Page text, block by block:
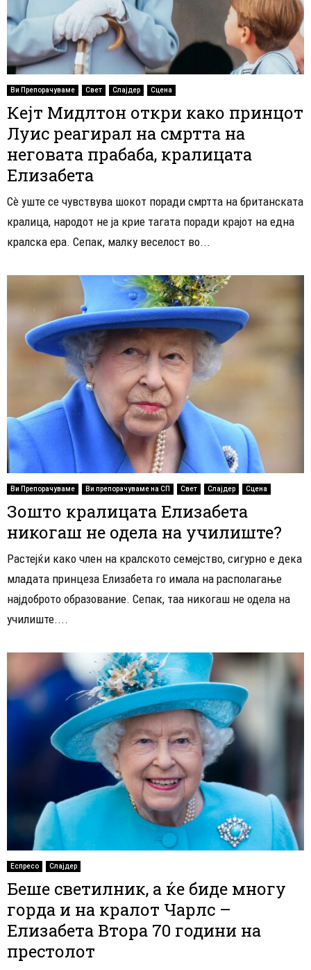
Ви Препорачуваме Свет Слајдер Сцена
Кејт Мидлтон откри како принцот
Луис реагирал на смртта на
неговата прабаба, кралицата
Елизабета
Сè уште се чувствува шокот поради смртта на британската
кралица, народот не ја крие тагата поради крајот на една
кралска ера. Сепак, малку веселост во...
Ви Препорачуваме Ви препорачуваме на СП Свет Слајдер Сцена
Зошто кралицата Елизабета
никогаш не одела на училиште?
Растејќи како член на кралското семејство, сигурно е дека
младата принцеза Елизабета го имала на располагање
најдоброто образование. Сепак, таа никогаш не одела на
училиште....
Еспресо Слајдер
Беше светилник, а ќе биде многу
горда и на кралот Чарлс –
Елизабета Втора 70 години на
престолот